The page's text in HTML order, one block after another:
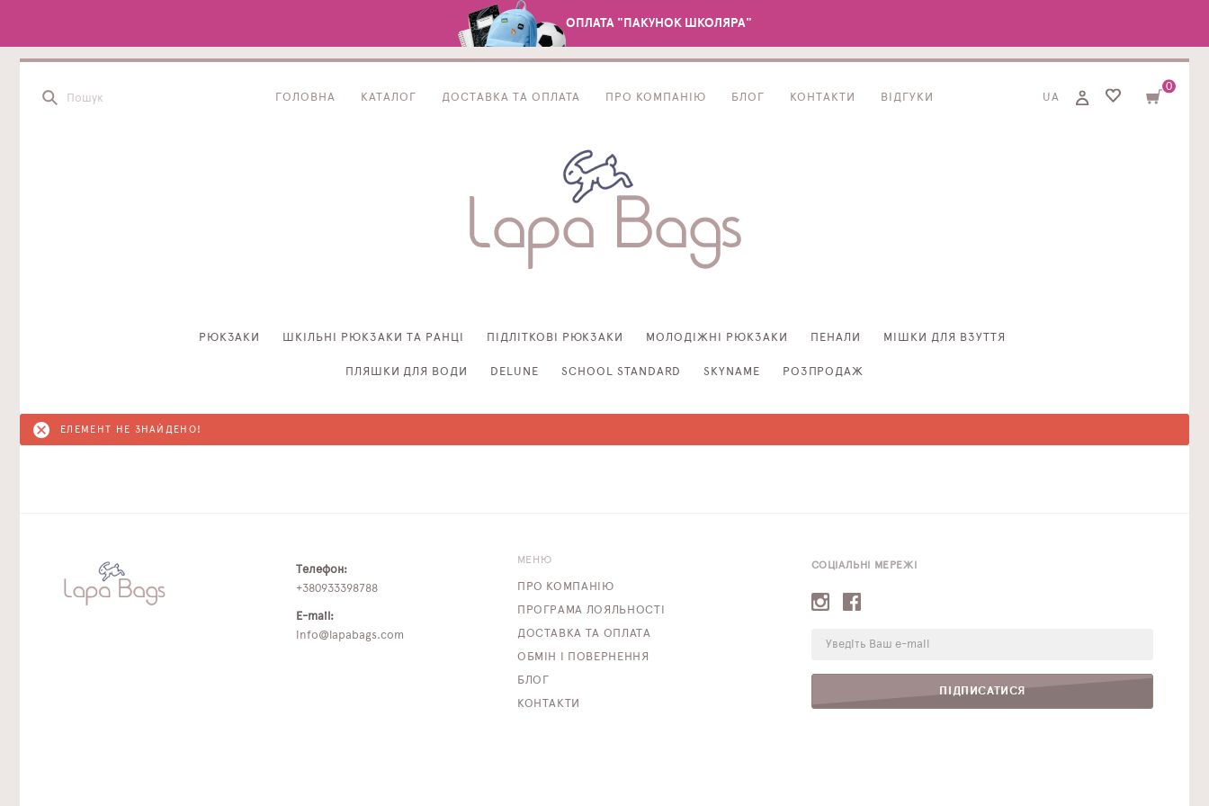
ОПЛАТА "ПАКУНОК ШКОЛЯРА"
ГОЛОВНА КАТАЛОГ ДОСТАВКА ТА ОПЛАТА ПРО КОМПАНІЮ БЛОГ КОНТАКТИ ВІДГУКИ UA
0
РЮКЗАКИ ШКІЛЬНІ РЮКЗАКИ ТА РАНЦІ ПІДЛІТКОВІ РЮКЗАКИ МОЛОДІЖНІ РЮКЗАКИ ПЕНАЛИ МІШКИ ДЛЯ ВЗУТТЯ
ПЛЯШКИ ДЛЯ ВОДИ DELUNE SCHOOL STANDARD SKYNAME РОЗПРОДАЖ
ЕЛЕМЕНТ НЕ ЗНАЙДЕНО!
СОЦІАЛЬНІ МЕРЕЖІ
ПІДПИСАТИСЯ
МЕНЮ
ПРО КОМПАНІЮ
ПРОГРАМА ЛОЯЛЬНОСТІ
ДОСТАВКА ТА ОПЛАТА
ОБМІН І ПОВЕРНЕННЯ
БЛОГ
КОНТАКТИ
Телефон:
+380933398788
E-mail:
info@lapabags.com